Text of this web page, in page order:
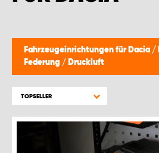
Fahrzeugeinrichtungen für Dacia /
Federung / Druckluft
TOPSELLER
WORK SYSTEM GERA
WORK SYSTEM HAMBURG
WORK SYSTEM LUDWIGSHAFEN
WORK SYSTEM MAGDEBURG